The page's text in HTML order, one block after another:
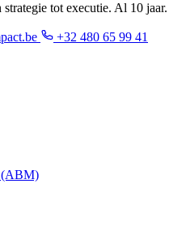
tot executie. Al 10 jaar.
+32 480 65 99 41
(ABM)